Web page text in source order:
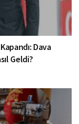
Dava
Geldi?